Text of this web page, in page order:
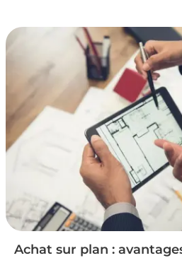
les meilleures conditions. Zoom
taxes à connaître avant de se
Achat sur plan :